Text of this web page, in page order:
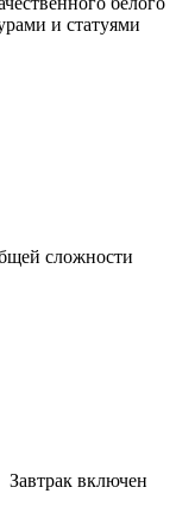
и статуями
сложности
Завтрак включен